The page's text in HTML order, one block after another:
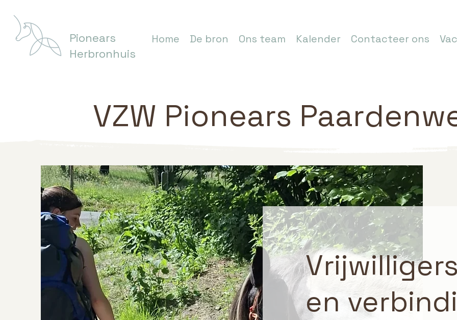
Pionears
Herbronhuis
Home De bron Ons team Kalender Contacteer ons
VZW Pionears
en